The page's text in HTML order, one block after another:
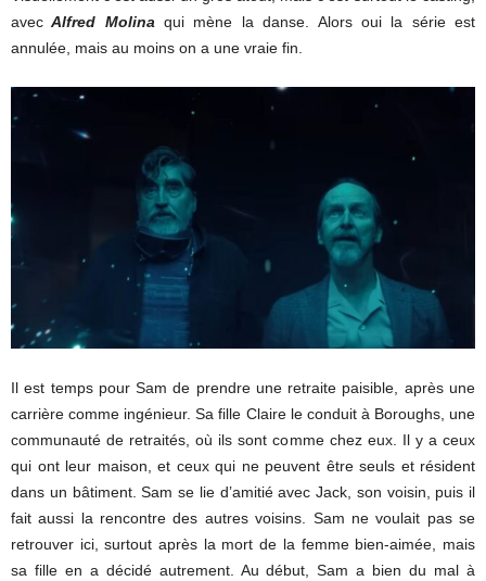
avec Alfred Molina qui mène la danse. Alors oui la série est
annulée, mais au moins on a une vraie fin.
Il est temps pour Sam de prendre une retraite paisible, après une
carrière comme ingénieur. Sa fille Claire le conduit à Boroughs, une
communauté de retraités, où ils sont comme chez eux. Il y a ceux
qui ont leur maison, et ceux qui ne peuvent être seuls et résident
dans un bâtiment. Sam se lie d’amitié avec Jack, son voisin, puis il
fait aussi la rencontre des autres voisins. Sam ne voulait pas se
retrouver ici, surtout après la mort de la femme bien-aimée, mais
sa fille en a décidé autrement. Au début, Sam a bien du mal à